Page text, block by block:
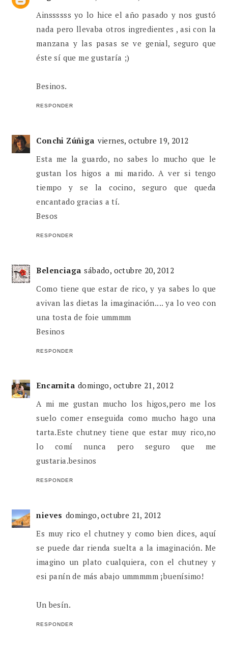
Ainssssss yo lo hice el año pasado y nos gustó
nada pero llevaba otros ingredientes , asi con la
manzana y las pasas se ve genial, seguro que
éste sí que me gustaría ;)
Besinos.
RESPONDER
Conchi Zúñiga viernes, octubre 19, 2012
Esta me la guardo, no sabes lo mucho que le
gustan los higos a mi marido. A ver si tengo
tiempo y se la cocino, seguro que queda
encantado gracias a tí.
Besos
RESPONDER
Belenciaga sábado, octubre 20, 2012
Como tiene que estar de rico, y ya sabes lo que
avivan las dietas la imaginación.... ya lo veo con
una tosta de foie ummmm
Besinos
RESPONDER
Encarnita domingo, octubre 21, 2012
A mi me gustan mucho los higos,pero me los
suelo comer enseguida como mucho hago una
tarta.Este chutney tiene que estar muy rico,no
lo comí nunca pero seguro que me
gustaria.besinos
RESPONDER
nieves domingo, octubre 21, 2012
Es muy rico el chutney y como bien dices, aquí
se puede dar rienda suelta a la imaginación. Me
imagino un plato cualquiera, con el chutney y
esi panín de más abajo ummmmm ¡buenísimo!
Un besín.
RESPONDER